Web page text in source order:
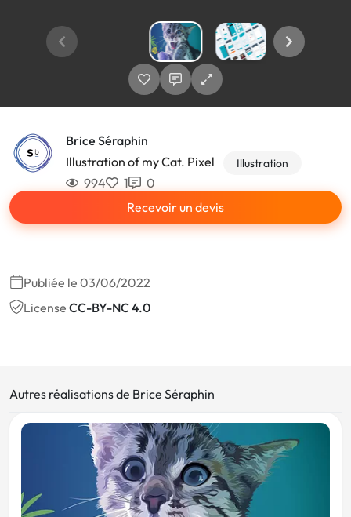
Brice Séraphin
Illustration of my Cat. Pixel
Illustration
994 1
0
Recevoir un devis
Publiée le 03/06/2022
License CC-BY-NC 4.0
Autres réalisations de Brice Séraphin